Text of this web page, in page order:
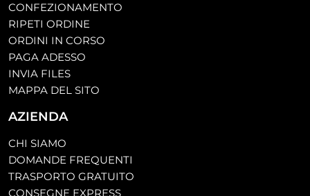
CONFEZIONAMENTO
RIPETI ORDINE
ORDINI IN CORSO
PAGA ADESSO
INVIA FILES
MAPPA DEL SITO
AZIENDA
CHI SIAMO
DOMANDE FREQUENTI
TRASPORTO GRATUITO
CONSEGNE EXPRESS